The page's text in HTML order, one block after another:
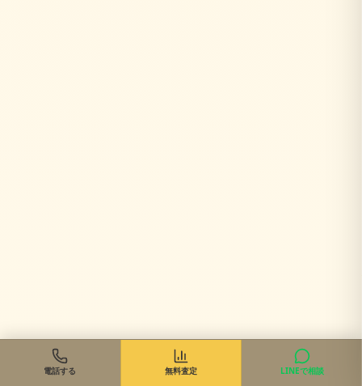
電話する 無料査定 LINEで相談